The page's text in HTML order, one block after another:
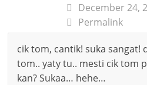
December 24,
Permalink
cik tom, cantik! suka sangat!
tom.. yaty tu.. mesti cik tom
kan? Sukaa… hehe…